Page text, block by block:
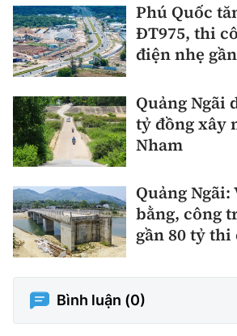
Phú Quốc
ĐT975, thi
điện nhẹ
Quảng Ngãi
tỷ đồng xây
Nham
Quảng
bằng, công
gần 80 tỷ thi
Bình luận (0)